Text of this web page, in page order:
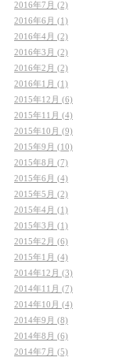
2016年7月 (2)
2016年6月 (1)
2016年4月 (2)
2016年3月 (2)
2016年2月 (2)
2016年1月 (1)
2015年12月 (6)
2015年11月 (4)
2015年10月 (9)
2015年9月 (10)
2015年8月 (7)
2015年6月 (4)
2015年5月 (2)
2015年4月 (1)
2015年3月 (1)
2015年2月 (6)
2015年1月 (4)
2014年12月 (3)
2014年11月 (7)
2014年10月 (4)
2014年9月 (8)
2014年8月 (6)
2014年7月 (5)